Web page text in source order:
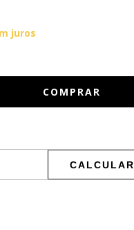
juros
CALCULAR